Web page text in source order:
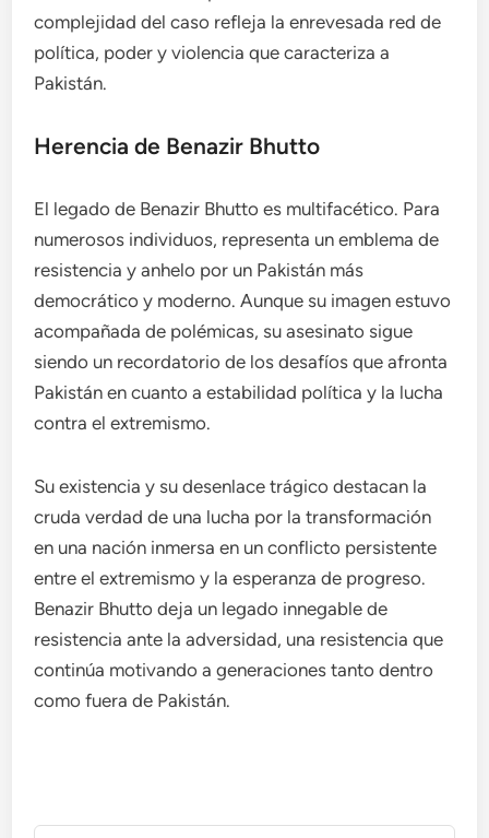
complejidad del caso refleja la enrevesada red de
política, poder y violencia que caracteriza a
Pakistán.
Herencia de Benazir Bhutto
El legado de Benazir Bhutto es multifacético. Para
numerosos individuos, representa un emblema de
resistencia y anhelo por un Pakistán más
democrático y moderno. Aunque su imagen estuvo
acompañada de polémicas, su asesinato sigue
siendo un recordatorio de los desafíos que afronta
Pakistán en cuanto a estabilidad política y la lucha
contra el extremismo.
Su existencia y su desenlace trágico destacan la
cruda verdad de una lucha por la transformación
en una nación inmersa en un conflicto persistente
entre el extremismo y la esperanza de progreso.
Benazir Bhutto deja un legado innegable de
resistencia ante la adversidad, una resistencia que
continúa motivando a generaciones tanto dentro
como fuera de Pakistán.